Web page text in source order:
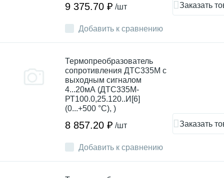
Добавить к сравнению
9 375.70 ₽ /шт Заказать
Добавить к сравнению
Термопреобразователь
сопротивления ДТC335М с
выходным сигналом
4...20мА (ДТС335М-
РТ100.0,25.120..И[6]
(0...+500 °С), )
8 857.20 ₽ /шт Заказать